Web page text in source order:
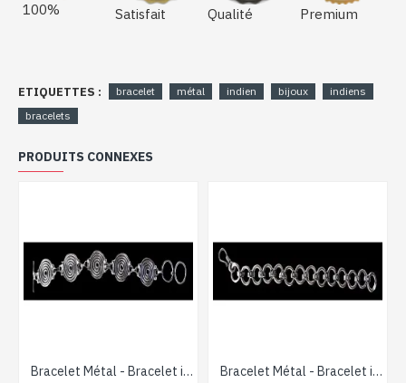
100% Satisfait Qualité Premium
ETIQUETTES : bracelet métal indien bijoux
indiens
bracelets
PRODUITS CONNEXES
Bracelet Métal - Bracelet indien - Bijoux inde Bracelet Métal - Bracelet indien - Bijoux indiens